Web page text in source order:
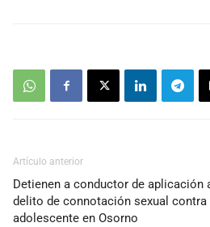
Artículo anterior
Detienen a conductor de aplicación
delito de connotación sexual contra
adolescente en Osorno